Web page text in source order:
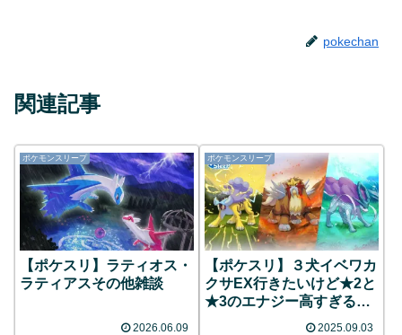
pokechan
関連記事
ポケモンスリープ
【ポケスリ】ラティオス・
ラティアスその他雑談
2026.06.09
ポケモンスリープ
【ポケスリ】３犬イベワカ
クサEX行きたいけど★2と
★3のエナジー高すぎる…
2025.09.03